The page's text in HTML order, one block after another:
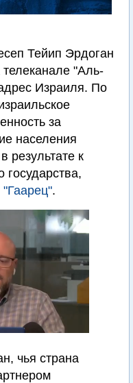
Тейип Эрдоган
"Аль-
Израиля. По
за
населения
результате к
государства,
"Гаарец".
чья страна